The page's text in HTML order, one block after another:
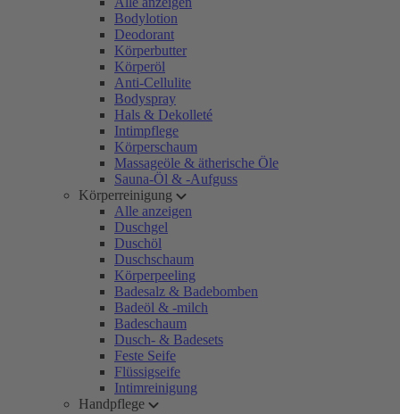
Bodylotion
Deodorant
Körperbutter
Körperöl
Anti-Cellulite
Bodyspray
Hals & Dekolleté
Intimpflege
Körperschaum
Massageöle & ätherische Öle
Sauna-Öl & -Aufguss
Körperreinigung
Alle anzeigen
Duschgel
Duschöl
Duschschaum
Körperpeeling
Badesalz & Badebomben
Badeöl & -milch
Badeschaum
Dusch- & Badesets
Feste Seife
Flüssigseife
Intimreinigung
Handpflege